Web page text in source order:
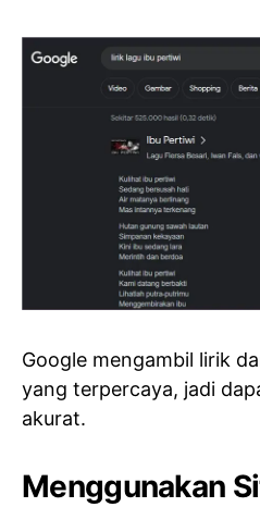
Google mengambil lirik
yang terpercaya, jadi
akurat.
Menggunakan